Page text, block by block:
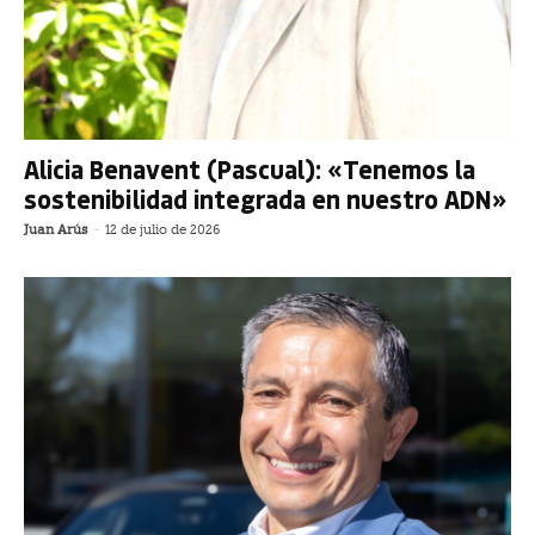
Alicia Benavent (Pascual): «Tenemos la
sostenibilidad integrada en nuestro ADN»
Juan Arús - 12 de julio de 2026